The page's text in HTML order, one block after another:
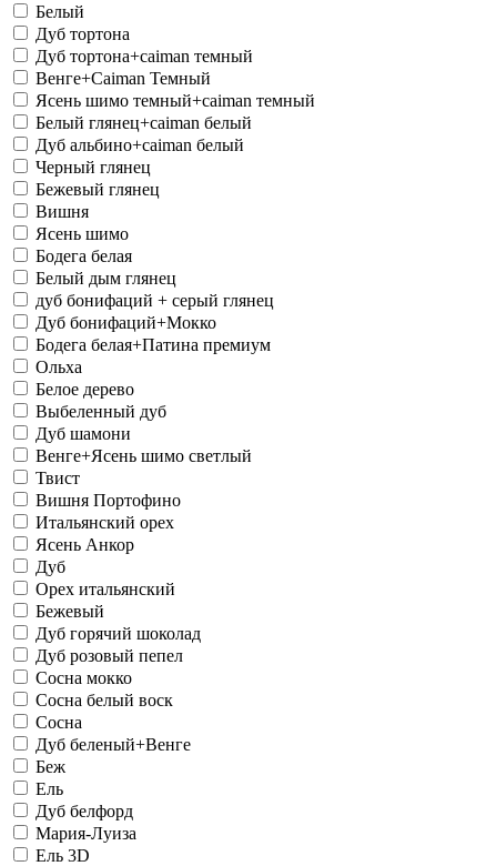
Белый
Дуб тортона
Дуб тортона+caiman темный
Венге+Caiman Темный
Ясень шимо темный+caiman темный
Белый глянец+caiman белый
Дуб альбино+caiman белый
Черный глянец
Бежевый глянец
Вишня
Ясень шимо
Бодега белая
Белый дым глянец
дуб бонифаций + серый глянец
Дуб бонифаций+Мокко
Бодега белая+Патина премиум
Ольха
Белое дерево
Выбеленный дуб
Дуб шамони
Венге+Ясень шимо светлый
Твист
Вишня Портофино
Итальянский орех
Ясень Анкор
Дуб
Орех итальянский
Бежевый
Дуб горячий шоколад
Дуб розовый пепел
Сосна мокко
Сосна белый воск
Сосна
Дуб беленый+Венге
Беж
Ель
Дуб белфорд
Мария-Луиза
Ель 3D